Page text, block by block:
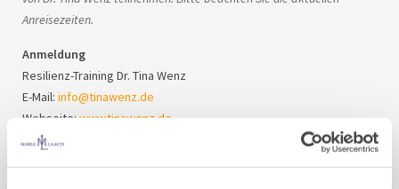
Anreisezeiten.
Anmeldung
Resilienz-Training Dr. Tina Wenz
E-Mail: info@tinawenz.de
Webseite: www.tinawenz.de
Stornobedingungen